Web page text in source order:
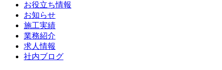
お役立ち情報
お知らせ
施工実績
業務紹介
求人情報
社内ブログ